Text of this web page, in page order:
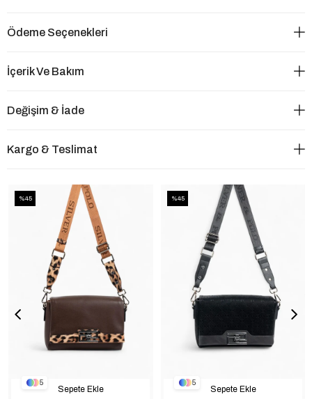
Ödeme Seçenekleri
İçerik Ve Bakım
Değişim & İade
Kargo & Teslimat
5
Sepete Ekle
%45
5
Sepete Ekle
%45